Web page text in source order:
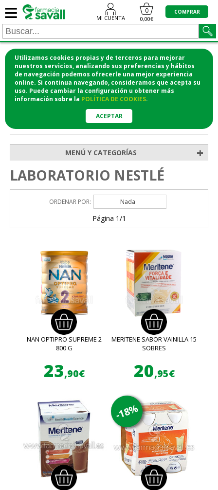
Utilizamos cookies propias y de terceros para mejorar
nuestros servicios, analizando sus preferencias y hábitos
de navegación podemos ofrecerle una mejor experiencia
online. Si continua navegando, consideramos que acepta su
uso. Puede cambiar la configuración u obtener más
información sobre la POLÍTICA DE COOKIES.
ACEPTAR
≡ MI CUENTA
0
0,00€
COMPRAR
¡COMPRA CÓMODAMENTE DESDE CASA Y RECOGE
EN LA FARMACIA!
o si lo prefieres te lo mandamos a casa
MENÚ Y CATEGORÍAS +
LABORATORIO NESTLÉ
ORDENAR POR: Nada
Página 1/1
NAN OPTIPRO SUPREME 2
800 G
23,90€
MERITENE SABOR VAINILLA 15
SOBRES
20,95€
-18%